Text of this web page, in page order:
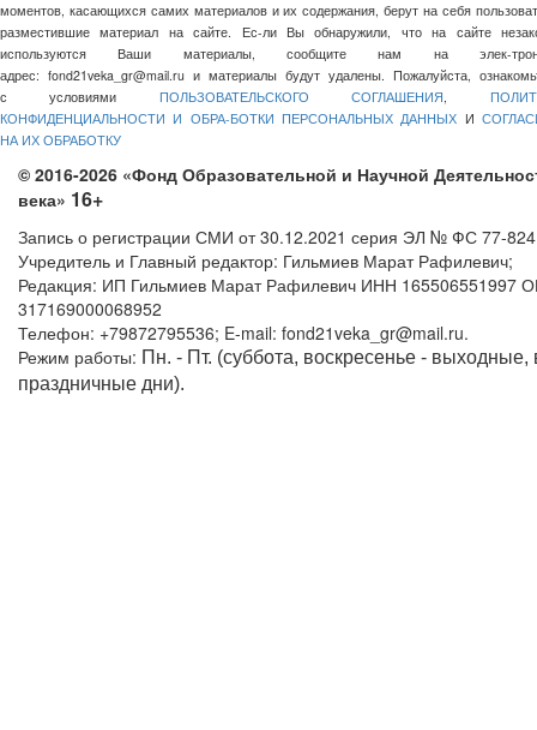
моментов, касающихся самих материалов и их содержания, берут на себя
разместившие материал на сайте. Ес-ли Вы обнаружили, что на сайте
используются Ваши материалы, сообщите нам на элек-
адрес: fond21veka_gr@mail.ru и материалы будут удалены. Пожалуйста,
с условиями ПОЛЬЗОВАТЕЛЬСКОГО СОГЛАШЕНИЯ,
КОНФИДЕНЦИАЛЬНОСТИ И ОБРА-БОТКИ ПЕРСОНАЛЬНЫХ ДАННЫХ И
НА ИХ ОБРАБОТКУ
© 2016-2026 «Фонд Образовательной и Научной
века» 16+
Запись о регистрации СМИ от 30.12.2021 серия ЭЛ № ФС 77-
Учредитель и Главный редактор: Гильмиев Марат Рафилевич;
Редакция: ИП Гильмиев Марат Рафилевич ИНН 165506551997
317169000068952
Телефон: +79872795536; E-mail: fond21veka_gr@mail.ru.
Режим работы: Пн. - Пт. (суббота, воскресенье - выходные,
праздничные дни).